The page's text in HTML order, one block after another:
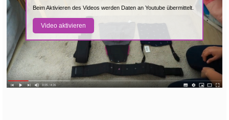
Beim Aktivieren des Videos werden Daten an Youtube übermittelt.
Video aktivieren